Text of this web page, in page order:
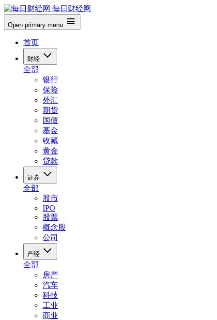
每日财经网
Open primary menu
首页
财经
全部
银行
保险
外汇
期货
国债
基金
收藏
黄金
贷款
证券
全部
股市
IPO
股票
概念股
公司
产经
全部
房产
汽车
科技
工业
商业